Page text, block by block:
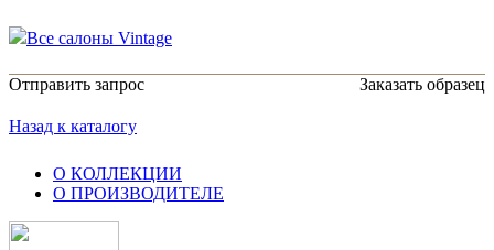
Все салоны Vintage
Отправить запрос Заказать образец
Назад к каталогу
О КОЛЛЕКЦИИ
О ПРОИЗВОДИТЕЛЕ